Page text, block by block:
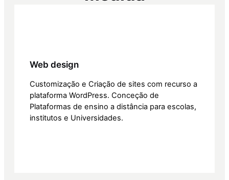
Web design
Customização e Criação de sites com recurso a
plataforma WordPress. Conceção de
Plataformas de ensino a distância para escolas,
institutos e Universidades.